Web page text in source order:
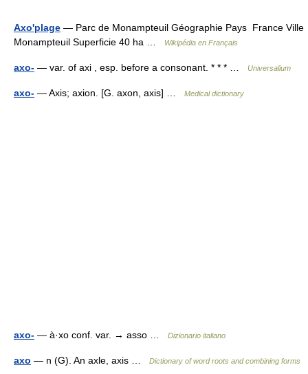
Axo'plage — Parc de Monampteuil Géographie Pays France Ville
Monampteuil Superficie 40 ha …
Wikipédia en Français
axo- — var. of axi , esp. before a consonant. * * * … Universalium
axo- — Axis; axion. [G. axon, axis] … Medical dictionary
axo- — à·xo conf. var. → asso … Dizionario italiano
axo — n (G). An axle, axis … Dictionary of word roots and combining forms